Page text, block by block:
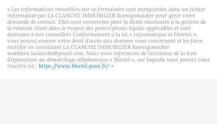
« Les informations recueillies sur ce formulaire sont enregistrées dans un fichier
informatisé par LA CLANCHE IMMOBILIER Koenigsmacker pour gérer votre
demande de contact. Elles sont conservées pour la durée nécessaire à la gestion de
la relation client dans le respect des prescriptions légales applicables et sont
destinées à nos conseillers Conformément à la loi « informatique et libertés »,
vous pouvez exercer votre droit d'accès aux données vous concernant et les faire
rectifier en contactant LA CLANCHE IMMOBILIER Koenigsmacker
matthieu.laclanche@gmail.com. Nous vous informons de l'existence de la liste
d'opposition au démarchage téléphonique « Bloctel », sur laquelle vous pouvez vous
inscrire ici : https://www.bloctel.gouv.fr/»